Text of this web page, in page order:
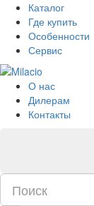
Каталог
Где купить
Особенности
Сервис
О нас
Дилерам
Контакты